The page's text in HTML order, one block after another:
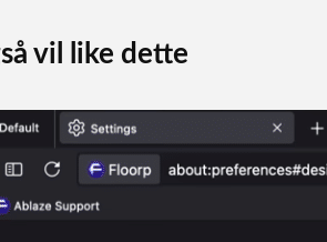
vil like dette